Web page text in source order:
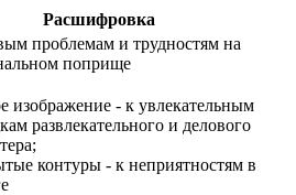
Расшифровка
проблемам и трудностям на
поприще
изображение - к увлекательным
развлекательного и делового
контуры - к неприятностям в